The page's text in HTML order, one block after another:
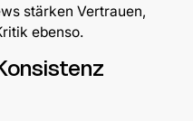
stärken Vertrauen,
ebenso.